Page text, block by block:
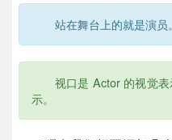
站在舞台上的就是演员。
视口是 Actor 的视觉
示。